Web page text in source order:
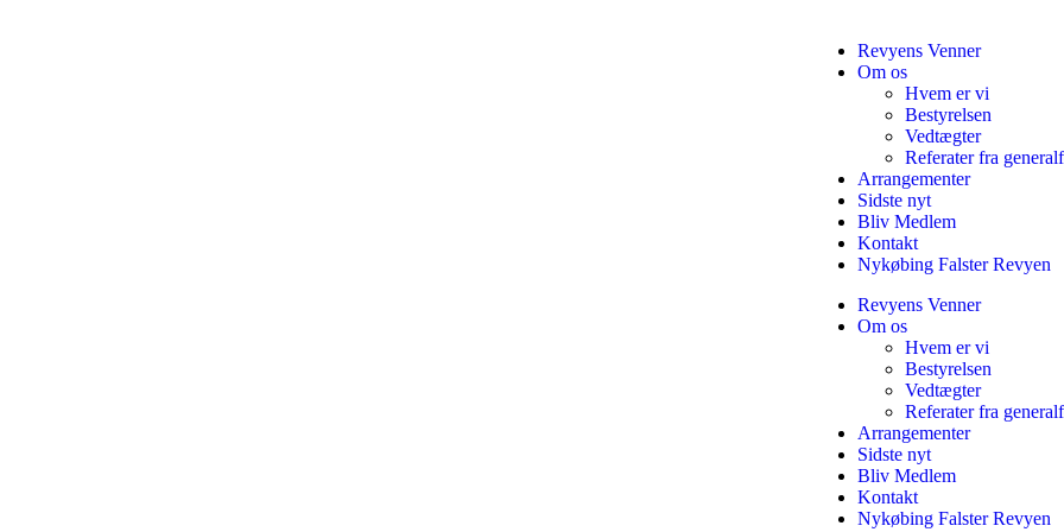
Revyens Venner
Om os
Hvem er vi
Bestyrelsen
Vedtægter
Referater fra
Arrangementer
Sidste nyt
Bliv Medlem
Kontakt
Nykøbing Falster Revyen
Revyens Venner
Om os
Hvem er vi
Bestyrelsen
Vedtægter
Referater fra
Arrangementer
Sidste nyt
Bliv Medlem
Kontakt
Nykøbing Falster Revyen